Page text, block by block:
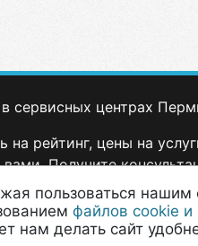
в сервисных центрах
рейтинг, цены на
Получите
пользоваться нашим
файлов cookie и
нам делать сайт